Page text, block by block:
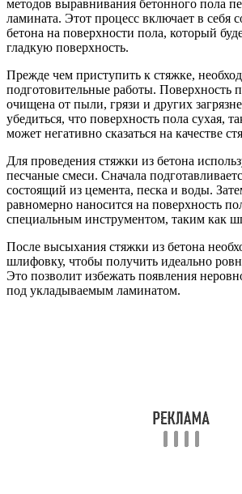
методов выравнивания бетонного пола
ламината. Этот процесс включает в себя
бетона на поверхности пола, который
гладкую поверхность.
Прежде чем приступить к стяжке,
подготовительные работы. Поверхность
очищена от пыли, грязи и других
убедиться, что поверхность пола сухая,
может негативно сказаться на качестве
Для проведения стяжки из бетона
песчаные смеси. Сначала
состоящий из цемента, песка и воды.
равномерно наносится на поверхность
специальным инструментом, таким как
После высыхания стяжки из бетона
шлифовку, чтобы получить идеально
Это позволит избежать появления
под укладываемым ламинатом.